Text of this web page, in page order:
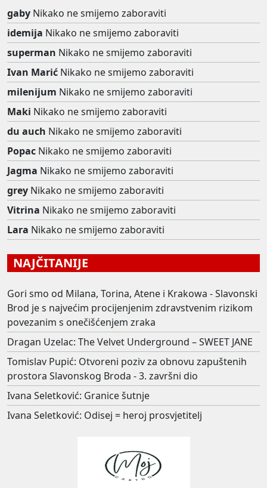
gaby Nikako ne smijemo zaboraviti
idemija Nikako ne smijemo zaboraviti
superman Nikako ne smijemo zaboraviti
Ivan Marić Nikako ne smijemo zaboraviti
milenijum Nikako ne smijemo zaboraviti
Maki Nikako ne smijemo zaboraviti
du auch Nikako ne smijemo zaboraviti
Popac Nikako ne smijemo zaboraviti
Jagma Nikako ne smijemo zaboraviti
grey Nikako ne smijemo zaboraviti
Vitrina Nikako ne smijemo zaboraviti
Lara Nikako ne smijemo zaboraviti
NAJČITANIJE
Gori smo od Milana, Torina, Atene i Krakowa - Slavonski
Brod je s najvećim procijenjenim zdravstvenim rizikom
povezanim s onečišćenjem zraka
Dragan Uzelac: The Velvet Underground – SWEET JANE
Tomislav Pupić: Otvoreni poziv za obnovu zapuštenih
prostora Slavonskog Broda - 3. završni dio
Ivana Seletković: Granice šutnje
Ivana Seletković: Odisej = heroj prosvjetitelj